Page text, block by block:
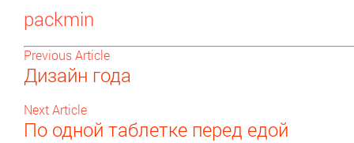
packmin
Previous Article
Дизайн года
Next Article
По одной таблетке перед едой